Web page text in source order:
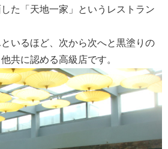
た「天地一家」というレストラン
いるほど、次から次へと黒塗りの
共に認める高級店です。